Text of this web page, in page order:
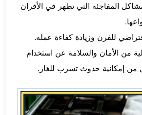
المفاجئة التي تظهر في الأفران
للفرن وزيادة كفاءة عمله.
من الأمان والسلامة عن استخدام
من إمكانية حدوث تسرب للغاز.